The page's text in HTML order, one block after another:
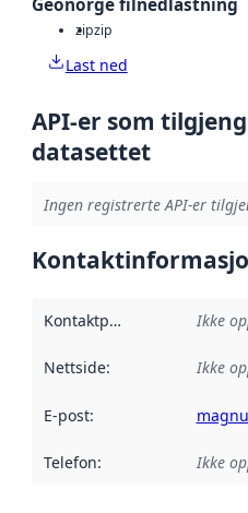
Geonorge filnedlastning
zipzip
Last ned
API-er som
datasettet
Ingen registrerte API-er
Kontaktpunkt Ikke
Nettside: Ikke
E-post:
Telefon: Ikke